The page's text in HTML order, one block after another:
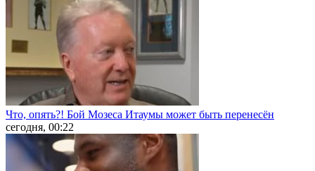
Что, опять?! Бой Мозеса Итаумы может быть перенесён
сегодня, 00:22